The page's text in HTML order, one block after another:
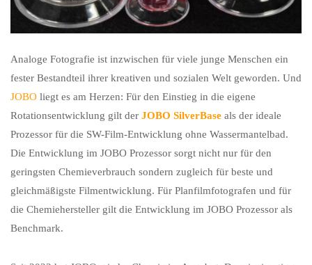
Analoge Fotografie ist inzwischen für viele junge Menschen ein
fester Bestandteil ihrer kreativen und sozialen Welt geworden. Und
JOBO liegt es am Herzen: Für den Einstieg in die eigene
Rotationsentwicklung gilt der JOBO SilverBase als der ideale
Prozessor für die SW-Film-Entwicklung ohne Wassermantelbad.
Die Entwicklung im JOBO Prozessor sorgt nicht nur für den
geringsten Chemieverbrauch sondern zugleich für beste und
gleichmäßigste Filmentwicklung. Für Planfilmfotografen und für
die Chemiehersteller gilt die Entwicklung im JOBO Prozessor als
Benchmark.